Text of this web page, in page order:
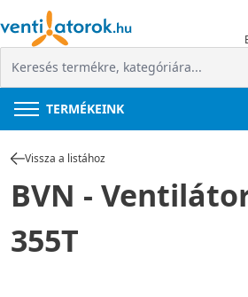
TERMÉKEINK
Vissza a listához
BVN -
355T